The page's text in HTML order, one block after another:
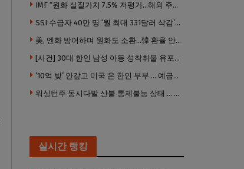
IMF “원화 실질가치 7.5% 저평가…해외 주식투자 영향”
SSI 수급자 40만 명 ‘월 최대 331달러 삭감’ 위기…10만 명은 수급자격 상실
美, 엔화 방어하며 원화도 소환…韓 환율 안정 ‘우군’ 되나
[사건] 30대 한인 남성 아동 성착취물 유포 혐의로 체포
’10억 빚’ 안갚고 미국 온 한인 부부 … 예금보험공사, 미국서 소송
워싱턴주 동시다발 산불 통제불능 상태 … 이재민 수십만명
실시간 랭킹